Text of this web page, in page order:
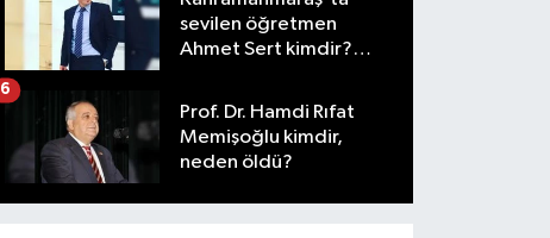
sevilen öğretmen
Ahmet Sert kimdir?
Prof. Dr. Hamdi Rıfat
Memişoğlu kimdir,
neden öldü?
6